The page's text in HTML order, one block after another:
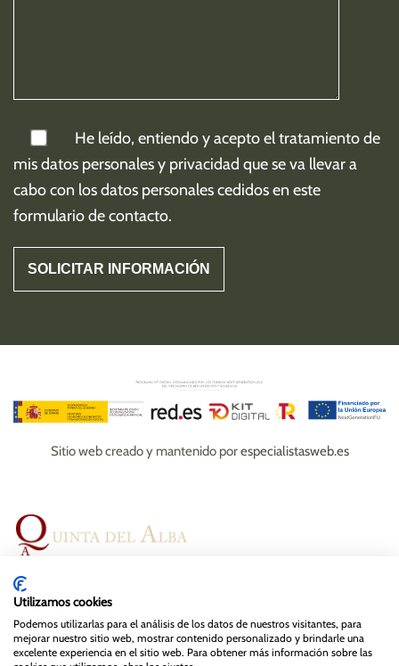
He leído, entiendo y acepto el tratamiento de
misdatos personales y privacidad que se va llevar a
cabo con los datos personales cedidos en este
formulario de contacto.
Sitio web creado y mantenido porespecialistasweb.es
Magazine
Contacto
Utilizamos cookies
Podemos utilizarlas para el análisis de los datos de nuestros visitantes, para
mejorar nuestro sitio web, mostrar contenido personalizado y brindarle una
excelente experiencia en el sitio web. Para obtener más información sobre las